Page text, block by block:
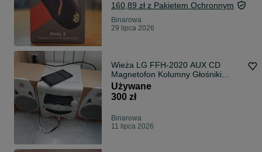
160,89 zł z Pakietem Ochronnym
Binarowa
29 lipca 2026
Wieża LG FFH-2020 AUX CD
Magnetofon Kolumny Głośniki
Stereo
Używane
300 zł
Binarowa
11 lipca 2026